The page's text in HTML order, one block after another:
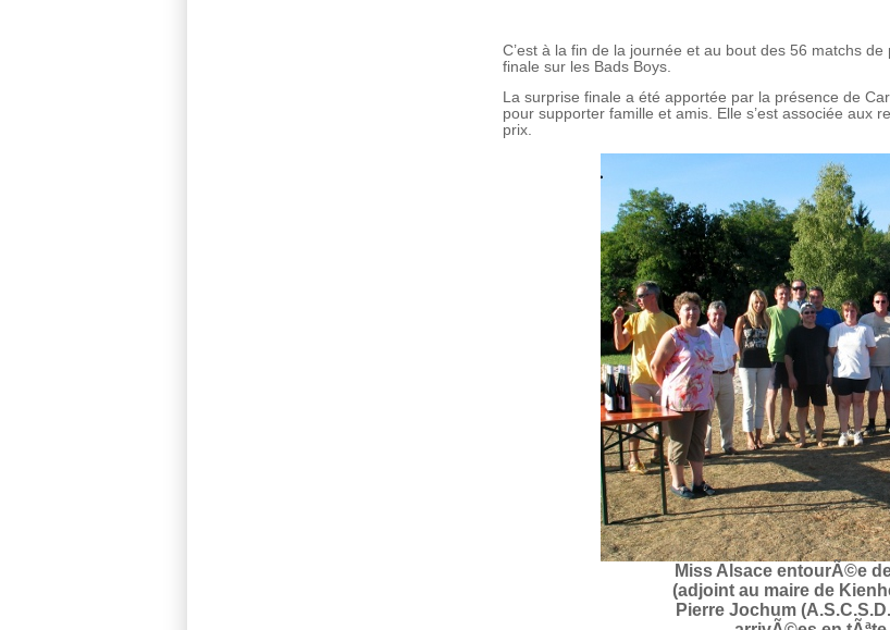
C’est à la fin de la journée et au bout des 56 matchs
finale sur les Bads Boys.
La surprise finale a été apportée par la présence de
pour supporter famille et amis. Elle s’est associée aux
prix.
Miss Alsace entourÃ©e
(adjoint au maire de
Pierre Jochum